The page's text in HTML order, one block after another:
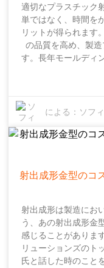
とを意味するかもし
サービスプロバイダ
ようにしなければな
ん！さらに、自動化
ク射出成形サービス
を果たすようになっ
しょう。いくつかの
ムーズに統合するの
な機械を操作する
めて
適切なプラスチック
単ではなく、時間を
リットが得られます
の品質を高め、製
す。長年モールディ
功させるには、入念
ック射出成形サービ
るかなどを考慮する
と謳っていますが、
はありません。顧客
どうかを示していま
フォリオを積極的に
てきたかについても
も経験豊富な企業で
ておく価値がありま
いやプロジェクトの
こそ、最初から明確
てコミュニケーシ
による： ソフ
射出成形金型のコ
射出成形は製造にお
う、あの射出成形金
感じることがありま
リューションズのト
氏と話した時のこと